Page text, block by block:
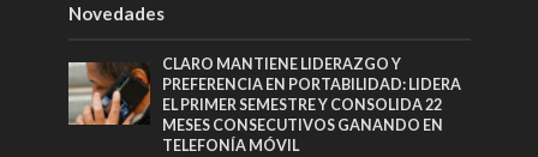
Novedades
CLARO MANTIENE LIDERAZGO Y
PREFERENCIA EN PORTABILIDAD: LIDERA
EL PRIMER SEMESTRE Y CONSOLIDA 22
MESES CONSECUTIVOS GANANDO EN
TELEFONÍA MÓVIL